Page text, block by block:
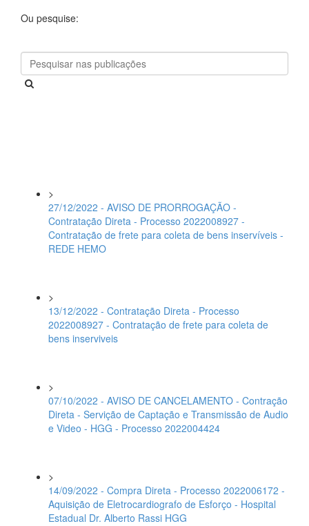
Ou pesquise:
>
27/12/2022 - AVISO DE PRORROGAÇÃO -
Contratação Direta - Processo 2022008927 -
Contratação de frete para coleta de bens inservíveis -
REDE HEMO
>
13/12/2022 - Contratação Direta - Processo
2022008927 - Contratação de frete para coleta de
bens inserviveis
>
07/10/2022 - AVISO DE CANCELAMENTO - Contração
Direta - Servição de Captação e Transmissão de Audio
e Video - HGG - Processo 2022004424
>
14/09/2022 - Compra Direta - Processo 2022006172 -
Aquisição de Eletrocardiografo de Esforço - Hospital
Estadual Dr. Alberto Rassi HGG